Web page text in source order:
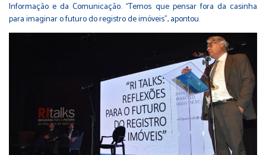
Informação e da Comunicação. “Temos que pensar fora da casinha
para imaginar o futuro do registro de imóveis”, apontou.